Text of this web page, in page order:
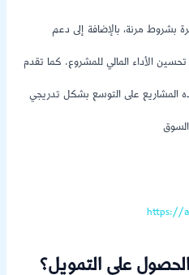
بشروط مرنة، بالإضافة إلى دعم
الأداء المالي للمشروع. كما تقدم
على التوسع بشكل تدريجي
على التمويل؟